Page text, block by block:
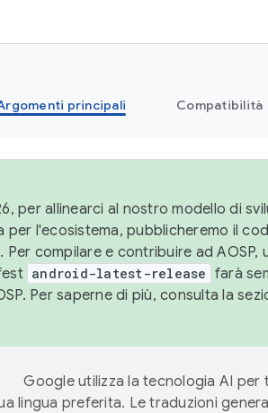
principali Compatibilità
per allinearci al nostro modello di
per l'ecosistema, pubblicheremo il
compilare e contribuire ad AOSP,
android-latest-release farà
Per saperne di più, consulta la
Google utilizza la tecnologia AI per
lingua preferita. Le traduzioni